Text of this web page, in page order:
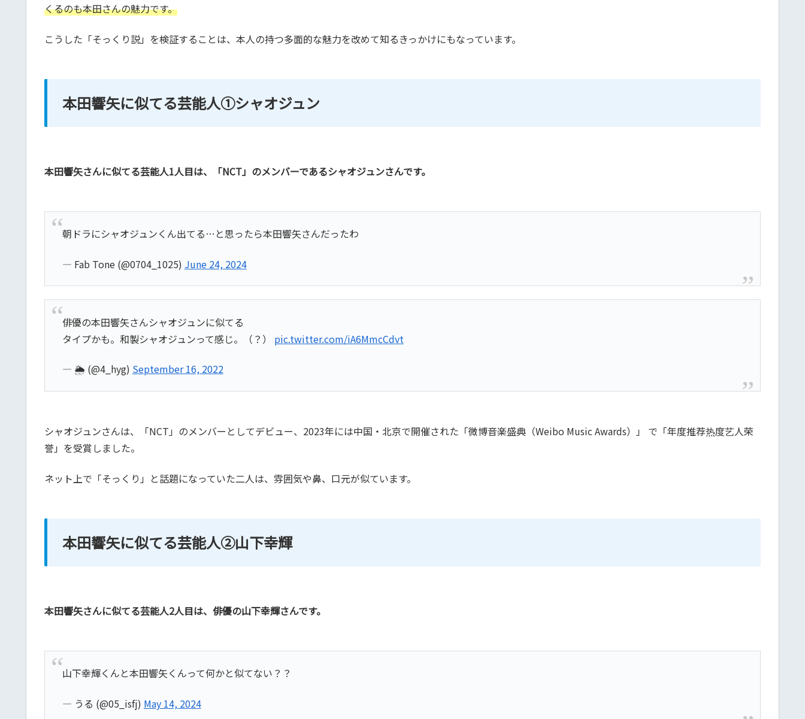
くるのも本田さんの魅力です。
こうした「そっくり説」を検証することは、本人の持つ多面的な魅力を改めて知るきっかけにもなっています。
本田響矢に似てる芸能人①シャオジュン
本田響矢さんに似てる芸能人1人目は、「NCT」のメンバーであるシャオジュンさんです。
朝ドラにシャオジュンくん出てる…と思ったら本田響矢さんだったわ
— Fab Tone (@0704_1025) June 24, 2024
俳優の本田響矢さんシャオジュンに似てる
タイプかも。和製シャオジュンって感じ。（？） pic.twitter.com/iA6MmcCdvt
— 🌦 (@4_hyg) September 16, 2022
シャオジュンさんは、「NCT」のメンバーとしてデビュー、2023年には中国・北京で開催された「微博音楽盛典（Weibo Music Awards）」 で「年度推荐热度艺人荣
誉」を受賞しました。
ネット上で「そっくり」と話題になっていた二人は、雰囲気や鼻、口元が似ています。
本田響矢に似てる芸能人②山下幸輝
本田響矢さんに似てる芸能人2人目は、俳優の山下幸輝さんです。
山下幸輝くんと本田響矢くんって何かと似てない？？
— うる (@05_isfj) May 14, 2024